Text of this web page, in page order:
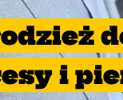
i